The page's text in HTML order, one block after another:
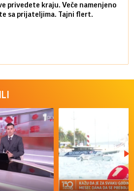
privedete kraju. Veče namenjeno
sa prijateljima. Tajni flert.